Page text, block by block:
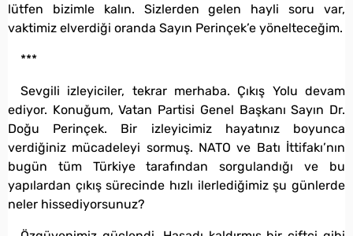
lütfen bizimle kalın. Sizlerden gelen hayli soru var,
vaktimiz elverdiği oranda Sayın Perinçek’e yönelteceğim.
***
Sevgili izleyiciler, tekrar merhaba. Çıkış Yolu devam
ediyor. Konuğum, Vatan Partisi Genel Başkanı Sayın Dr.
Doğu Perinçek. Bir izleyicimiz hayatınız boyunca
verdiğiniz mücadeleyi sormuş. NATO ve Batı İttifakı’nın
bugün tüm Türkiye tarafından sorgulandığı ve bu
yapılardan çıkış sürecinde hızlı ilerlediğimiz şu günlerde
neler hissediyorsunuz?